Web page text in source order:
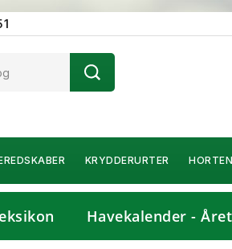
KRYDDERURTER
Havekalender -